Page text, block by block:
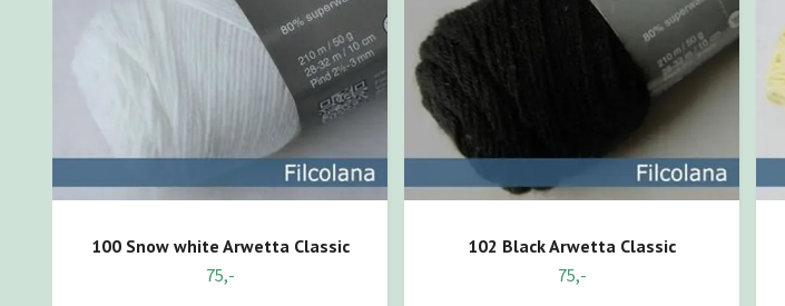
100 Snow white Arwetta Classic
75,-
102 Black Arwetta Classic
75,-